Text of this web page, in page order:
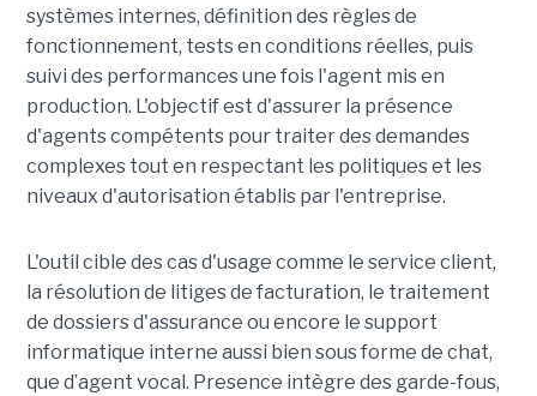
systèmes internes, définition des règles de
fonctionnement, tests en conditions réelles, puis
suivi des performances une fois l'agent mis en
production. L'objectif est d'assurer la présence
d'agents compétents pour traiter des demandes
complexes tout en respectant les politiques et les
niveaux d'autorisation établis par l'entreprise.
L'outil cible des cas d'usage comme le service client,
la résolution de litiges de facturation, le traitement
de dossiers d'assurance ou encore le support
informatique interne aussi bien sous forme de chat,
que d’agent vocal. Presence intègre des garde-fous,